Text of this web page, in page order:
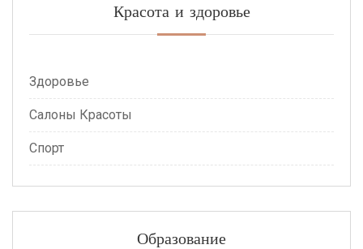
Красота и здоровье
Здоровье
Салоны Красоты
Спорт
Образование